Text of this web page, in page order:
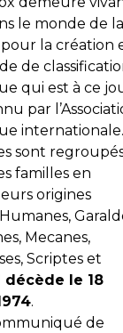
le monde de la
la création
de
qui est à ce
par
internationale.
sont
familles en
origines
Mecanes,
Scriptes et
décède le 18
.
de